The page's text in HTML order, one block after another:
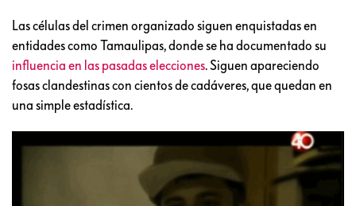
Las células del crimen organizado siguen enquistadas en
entidades como Tamaulipas, donde se ha documentado su
influencia en las pasadas elecciones. Siguen apareciendo
fosas clandestinas con cientos de cadáveres, que quedan en
una simple estadística.